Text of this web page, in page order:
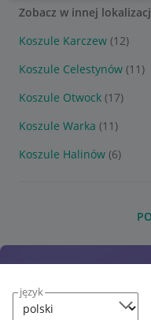
język
Zobacz w innej
Koszule Karczew (12)
Koszule Celestynów (11)
Koszule Otwock (17)
Koszule Warka (11)
Koszule Halinów (6)